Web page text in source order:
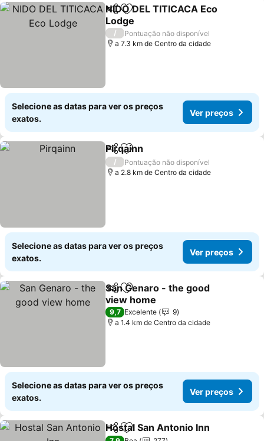
PartilharAdicionar aos favoritos
NIDO DEL TITICACA Eco
Lodge
/
Pontuação não disponível
a 7.3 km de Centro da cidade
Selecione as datas para ver os preços
exatos.
Ver preços
PartilharAdicionar aos favoritos
Pirqainn
/
Pontuação não disponível
a 2.8 km de Centro da cidade
Selecione as datas para ver os preços
exatos.
Ver preços
PartilharAdicionar aos favoritos
San Genaro - the good
view home
9,7 Excelente
9
a 1.4 km de Centro da cidade
Selecione as datas para ver os preços
exatos.
Ver preços
PartilharAdicionar aos favoritos
Hostal San Antonio Inn